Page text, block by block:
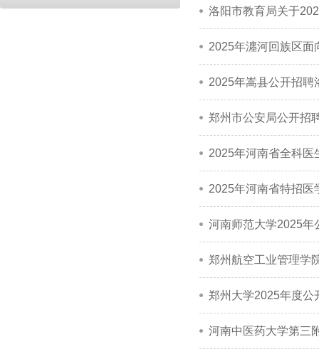
洛阳市教育局关于
2025年瀍河回族区面
2025年嵩县公开招聘
郑州市公安局公开招
2025年河南省全科医
2025年河南省特招医
河南师范大学2025年
郑州航空工业管理学
郑州大学2025年度公
河南中医药大学第三